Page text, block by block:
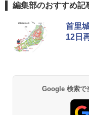
[キ
プ
ッ
￥
ト
ラ
防
コ
編集部のおすすめ記
首里
12日
Google 検索で